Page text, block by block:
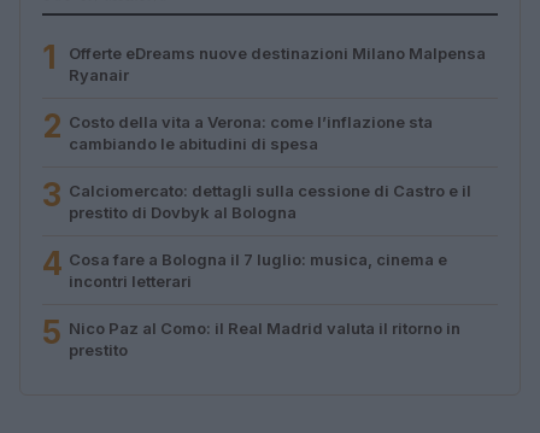
1
Offerte eDreams nuove destinazioni Milano Malpensa
Ryanair
2 Costo della vita a Verona: come l’inflazione sta
cambiando le abitudini di spesa
3 Calciomercato: dettagli sulla cessione di Castro e il
prestito di Dovbyk al Bologna
4 Cosa fare a Bologna il 7 luglio: musica, cinema e
incontri letterari
5 Nico Paz al Como: il Real Madrid valuta il ritorno in
prestito